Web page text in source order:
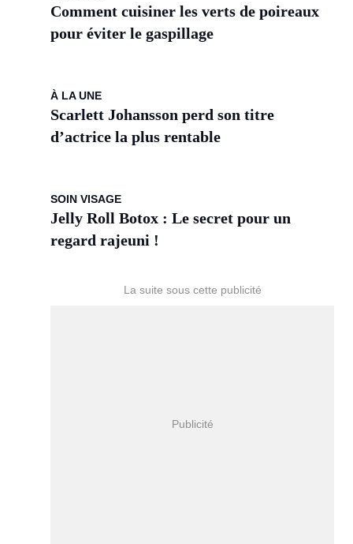
Comment cuisiner les verts de poireaux
pour éviter le gaspillage
À LA UNE
Scarlett Johansson perd son titre
d’actrice la plus rentable
SOIN VISAGE
Jelly Roll Botox : Le secret pour un
regard rajeuni !